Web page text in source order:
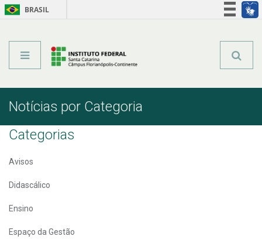
BRASIL
Notícias por Categoria
Categorias
Avisos
Didascálico
Ensino
Espaço da Gestão